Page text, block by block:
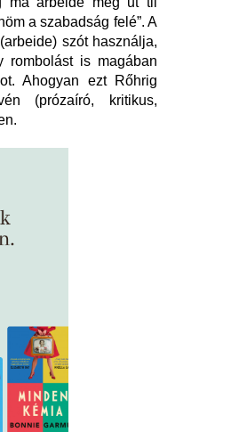
a szabadság felé”. A
szót használja,
rombolást is magában
Ahogyan ezt Rőhrig
(prózaíró, kritikus,